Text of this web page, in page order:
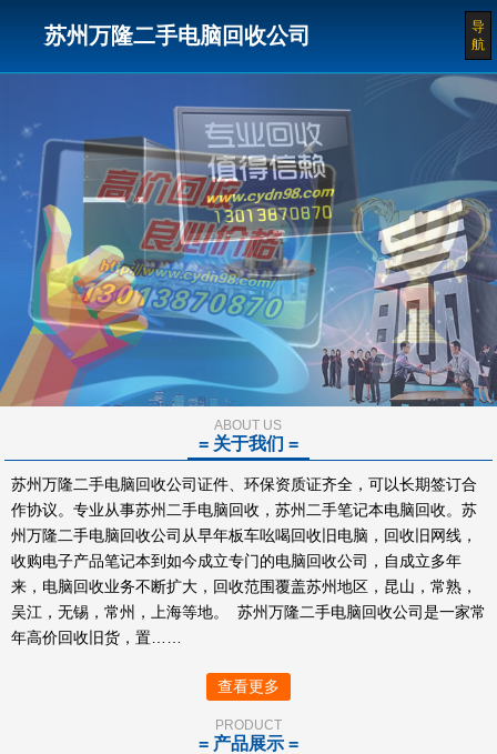
苏州万隆二手电脑回收公司
导
航
ABOUT US
= 关于我们 =
苏州万隆二手电脑回收公司证件、环保资质证齐全，可以长期签订合
作协议。专业从事苏州二手电脑回收，苏州二手笔记本电脑回收。苏
州万隆二手电脑回收公司从早年板车吆喝回收旧电脑，回收旧网线，
收购电子产品笔记本到如今成立专门的电脑回收公司，自成立多年
来，电脑回收业务不断扩大，回收范围覆盖苏州地区，昆山，常熟，
吴江，无锡，常州，上海等地。 苏州万隆二手电脑回收公司是一家常
年高价回收旧货，置……
查看更多
PRODUCT
= 产品展示 =